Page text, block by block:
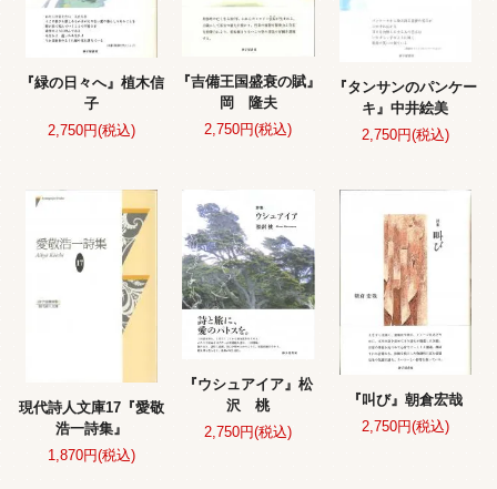
『緑の日々へ』植木信
子
2,750円(税込)
『吉備王国盛衰の賦』
岡 隆夫
2,750円(税込)
『タンサンのパンケー
キ』中井絵美
2,750円(税込)
現代詩人文庫17『愛敬
浩一詩集』
1,870円(税込)
『ウシュアイア』松
沢 桃
2,750円(税込)
『叫び』朝倉宏哉
2,750円(税込)